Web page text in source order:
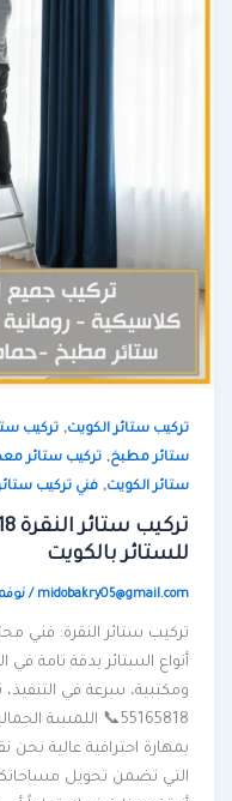
تركيب ستائر الكويت,تركيب ستائر
ستائر مطبخ,تركيب ستائر معدنية
ستائر الكويت,فني تركيب ستائر
للستائر بالكويت
midobakry05@gmail.com
/نوفمبر 29, 2025
تركيب ستائر النقرة: فني
أنواع الستائر بدقة تامة في
ومكتبية، سرعة في التنفيذ،
55165818📞 اللمسة
بمهارة احترافية عالية نحن
التي تضمن تحويل مساحاتكم